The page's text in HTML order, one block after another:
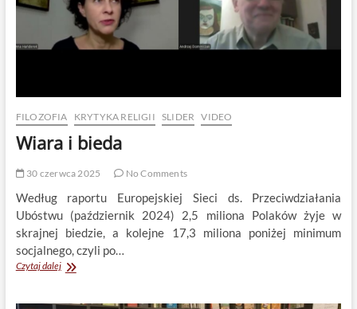
FILOZOFIA KRYTYKA RELIGII SLIDER VIDEO
Wiara i bieda
30 czerwca 2025 No Comments
Według raportu Europejskiej Sieci ds. Przeciwdziałania
Ubóstwu (październik 2024) 2,5 miliona Polaków żyje w
skrajnej biedzie, a kolejne 17,3 miliona poniżej minimum
socjalnego, czyli po…
Czytaj dalejWiara